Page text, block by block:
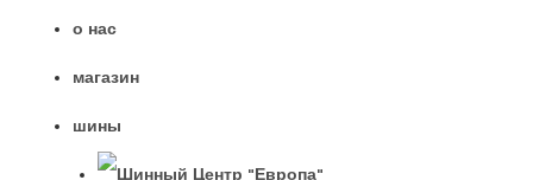
о нас
магазин
шины